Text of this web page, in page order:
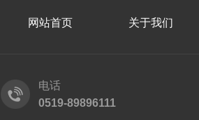
网站首页 关于我们
电话
0519-89896111